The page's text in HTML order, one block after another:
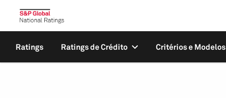
Ratings Ratings de Crédito Critérios e Modelos